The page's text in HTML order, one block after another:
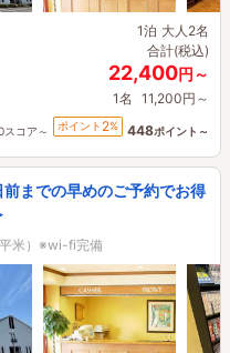
1泊 大人2名
合計(税込)
22,400円～
1名 11,200円～
スコア～ ポイント 2% 448ポイント～
までの早めのご予約でお得
米）※wi-fi完備